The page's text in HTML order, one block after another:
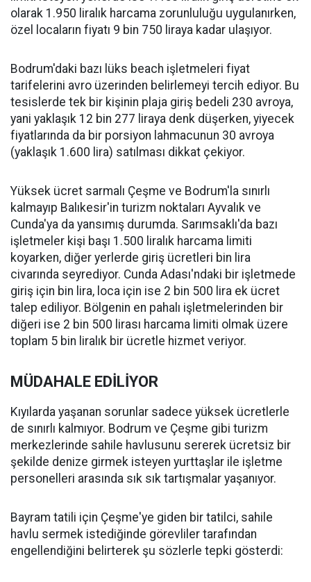
olarak 1.950 liralık harcama zorunluluğu uygulanırken,
özel locaların fiyatı 9 bin 750 liraya kadar ulaşıyor.
Bodrum'daki bazı lüks beach işletmeleri fiyat
tarifelerini avro üzerinden belirlemeyi tercih ediyor. Bu
tesislerde tek bir kişinin plaja giriş bedeli 230 avroya,
yani yaklaşık 12 bin 277 liraya denk düşerken, yiyecek
fiyatlarında da bir porsiyon lahmacunun 30 avroya
(yaklaşık 1.600 lira) satılması dikkat çekiyor.
Yüksek ücret sarmalı Çeşme ve Bodrum'la sınırlı
kalmayıp Balıkesir'in turizm noktaları Ayvalık ve
Cunda'ya da yansımış durumda. Sarımsaklı'da bazı
işletmeler kişi başı 1.500 liralık harcama limiti
koyarken, diğer yerlerde giriş ücretleri bin lira
civarında seyrediyor. Cunda Adası'ndaki bir işletmede
giriş için bin lira, loca için ise 2 bin 500 lira ek ücret
talep ediliyor. Bölgenin en pahalı işletmelerinden bir
diğeri ise 2 bin 500 lirası harcama limiti olmak üzere
toplam 5 bin liralık bir ücretle hizmet veriyor.
MÜDAHALE EDİLİYOR
Kıyılarda yaşanan sorunlar sadece yüksek ücretlerle
de sınırlı kalmıyor. Bodrum ve Çeşme gibi turizm
merkezlerinde sahile havlusunu sererek ücretsiz bir
şekilde denize girmek isteyen yurttaşlar ile işletme
personelleri arasında sık sık tartışmalar yaşanıyor.
Bayram tatili için Çeşme'ye giden bir tatilci, sahile
havlu sermek istediğinde görevliler tarafından
engellendiğini belirterek şu sözlerle tepki gösterdi: